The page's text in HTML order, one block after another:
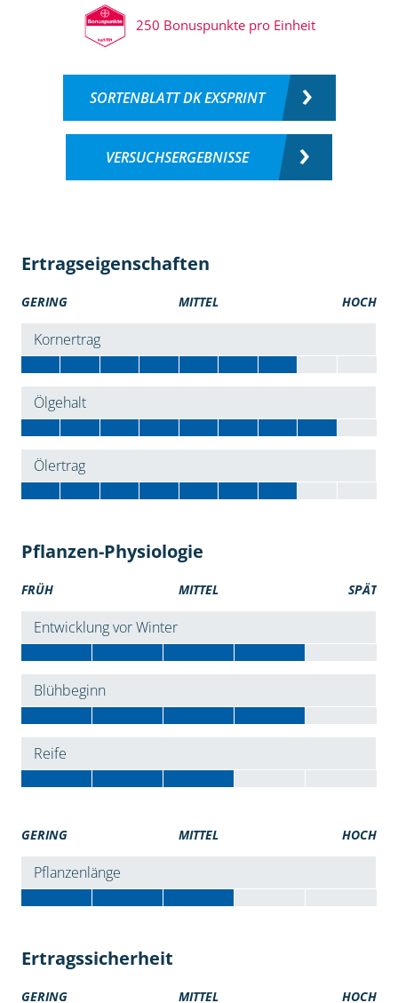
250 Bonuspunkte pro Einheit
SORTENBLATT DK EXSPRINT
VERSUCHSERGEBNISSE
Ertragseigenschaften
GERING MITTEL HOCH
Kornertrag
Ölgehalt
Ölertrag
Pflanzen-Physiologie
FRÜH MITTEL SPÄT
Entwicklung vor Winter
Blühbeginn
Reife
GERING MITTEL HOCH
Pflanzenlänge
Ertragssicherheit
GERING MITTEL HOCH